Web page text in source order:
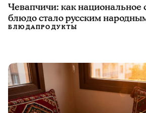
Чевапчичи: как национальное
блюдо стало русским
БЛЮДАПРОДУКТЫ